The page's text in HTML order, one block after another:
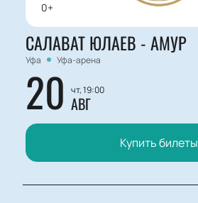
0+
САЛАВАТ ЮЛАЕВ - АМУР
Уфа Уфа-арена
20 чт, 19:00
АВГ
Купить билеты